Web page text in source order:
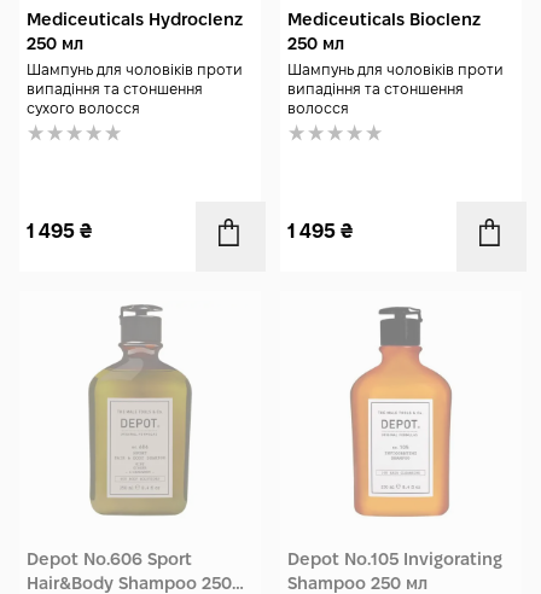
Mediceuticals Hydroclenz
250 мл
Шампунь для чоловіків проти
випадіння та стоншення
сухого волосся
1 495 ₴
Mediceuticals Bioclenz
250 мл
Шампунь для чоловіків проти
випадіння та стоншення
волосся
1 495 ₴
Depot No.606 Sport
Hair&Body Shampoo 250
Depot No.105 Invigorating
Shampoo 250 мл